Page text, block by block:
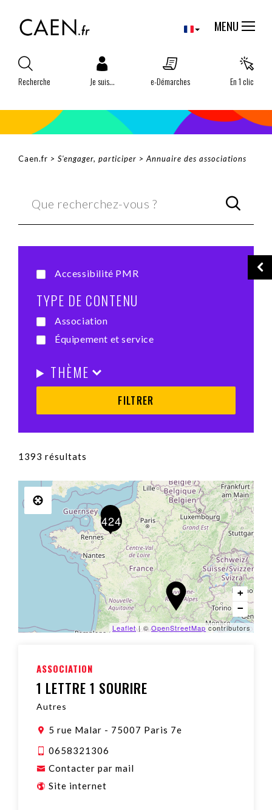
contenu
MENU
Recherche Je suis... e-Démarches En 1 clic
FIL
Caen.fr S'engager, participer Annuaire des associations
Accessibilité PMR
TYPE DE CONTENU
Association
Équipement et service
THÈME
1393 résultats
424
+
−
Leaflet| ©OpenStreetMapcontributors
ASSOCIATION
1 LETTRE 1 SOURIRE
Autres
5 rue Malar - 75007 Paris 7e
0658321306
Contacter par mail
Site internet